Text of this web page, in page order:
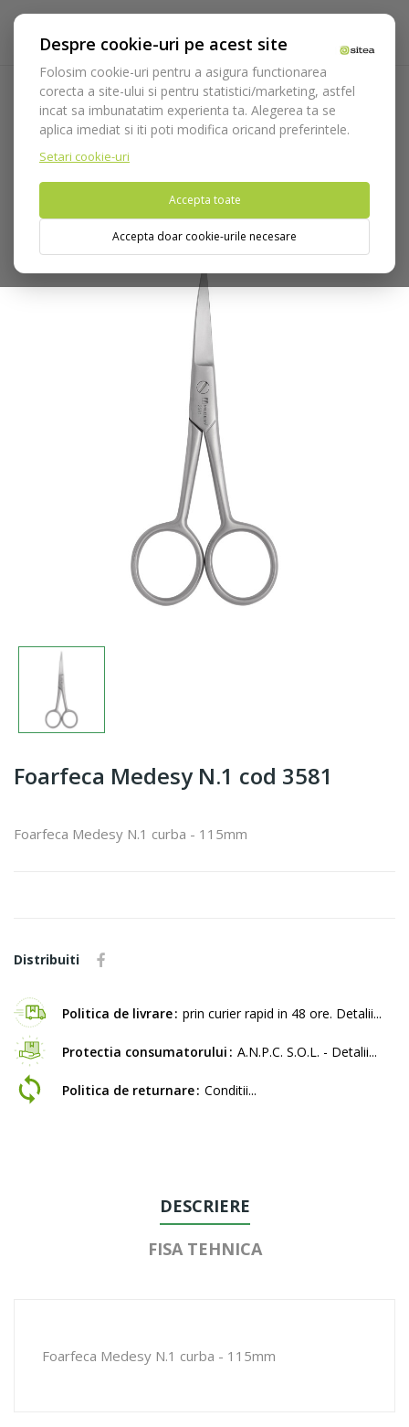
Despre cookie-uri pe acest site
Folosim cookie-uri pentru a asigura functionarea
corecta a site-ului si pentru statistici/marketing, astfel
incat sa imbunatatim experienta ta. Alegerea ta se
aplica imediat si iti poti modifica oricand preferintele.
Setari cookie-uri
Accepta toate
Accepta doar cookie-urile necesare
Acasa Instrumentar Chirurgie si implantologie
Foarfeca Medesy N.1 cod 3581
Nu puteti plasa comenzi din tara din care accesati website-ul
Foarfeca Medesy N.1 cod 3581
Foarfeca Medesy N.1 curba - 115mm
Distribuiti
Politica de livrare prin curier rapid in 48 ore. Detalii...
Protectia consumatorului A.N.P.C. S.O.L. - Detalii...
Politica de returnare Conditii...
DESCRIERE
FISA TEHNICA
Foarfeca Medesy N.1 curba - 115mm